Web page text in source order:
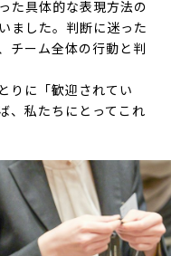
た具体的な表現方法の
ました。判断に迷った
チーム全体の行動と判
りに「歓迎されてい
、私たちにとってこれ